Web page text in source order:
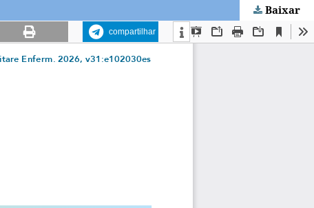
Baixar
compartilhar